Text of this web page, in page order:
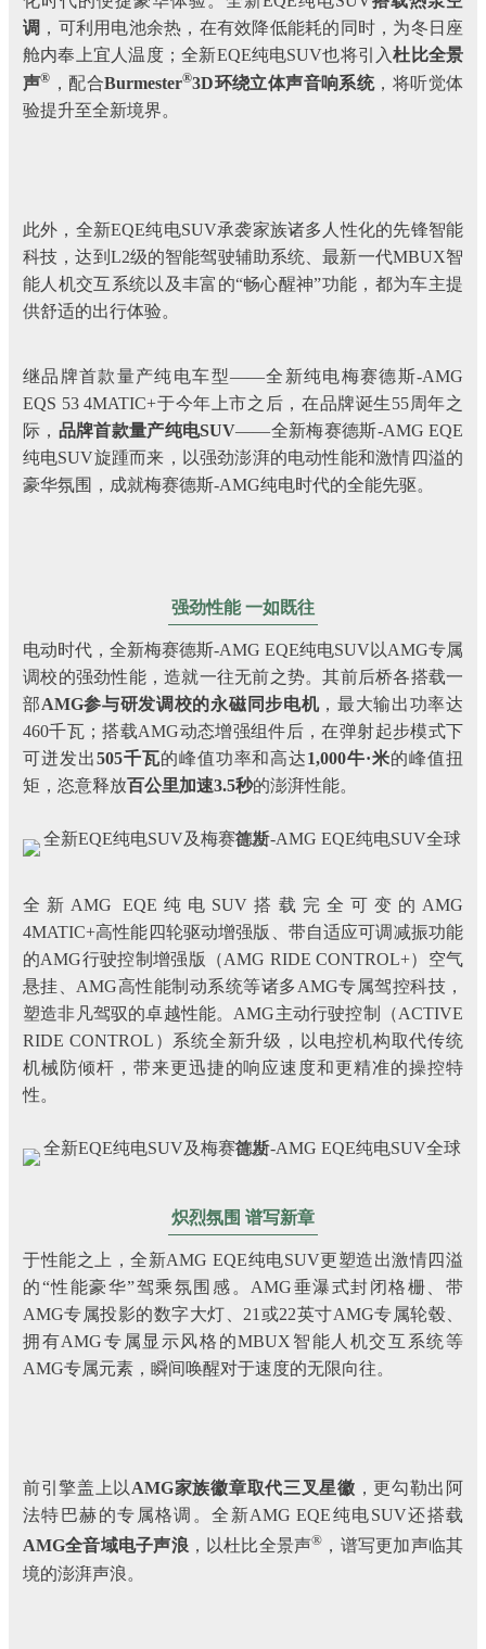
调 ，可利用电池余热，在有效降低能耗的同时，为冬日座
舱内奉上宜人温度；全新EQE纯电SUV也将引入杜比全景
声® ，配合Burmester®3D环绕立体声音响系统，将听觉体
验提升至全新境界。
此外，全新EQE纯电SUV承袭家族诸多人性化的先锋智能
科技，达到L2级的智能驾驶辅助系统、最新一代MBUX智
能人机交互系统以及丰富的“畅心醒神”功能，都为车主提
供舒适的出行体验。
继品牌首款量产纯电车型——全新纯电梅赛德斯-AMG
EQS 53 4MATIC+于今年上市之后，在品牌诞生55周年之
际， 品牌首款量产纯电SUV——全新梅赛德斯-AMG EQE
纯电SUV旋踵而来，以强劲澎湃的电动性能和激情四溢的
豪华氛围，成就梅赛德斯-AMG纯电时代的全能先驱。
强劲性能 一如既往
电动时代，全新梅赛德斯-AMG EQE纯电SUV以AMG专属
调校的强劲性能，造就一往无前之势。其前后桥各搭载一
部AMG参与研发调校的永磁同步电机，最大输出功率达
460千瓦；搭载AMG动态增强组件后，在弹射起步模式下
可迸发出505千瓦的峰值功率和高达1,000牛·米的峰值扭
矩，恣意释放百公里加速3.5秒的澎湃性能。
全新AMG EQE纯电SUV搭载完全可变的AMG
4MATIC+高性能四轮驱动增强版、带自适应可调减振功能
的AMG行驶控制增强版（AMG RIDE CONTROL+）空气
悬挂、AMG高性能制动系统等诸多AMG专属驾控科技，
塑造非凡驾驭的卓越性能。AMG主动行驶控制（ACTIVE
RIDE CONTROL）系统全新升级，以电控机构取代传统
机械防倾杆，带来更迅捷的响应速度和更精准的操控特
性。
炽烈氛围 谱写新章
于性能之上，全新AMG EQE纯电SUV更塑造出激情四溢
的“性能豪华”驾乘氛围感。AMG垂瀑式封闭格栅、带
AMG专属投影的数字大灯、21或22英寸AMG专属轮毂、
拥有AMG专属显示风格的MBUX智能人机交互系统等
AMG专属元素，瞬间唤醒对于速度的无限向往。
前引擎盖上以 AMG家族徽章取代三叉星徽 ，更勾勒出阿
法特巴赫的专属格调。全新AMG EQE纯电SUV还搭载
AMG全音域电子声浪，以杜比全景声® ，谱写更加声临其
境的澎湃声浪。